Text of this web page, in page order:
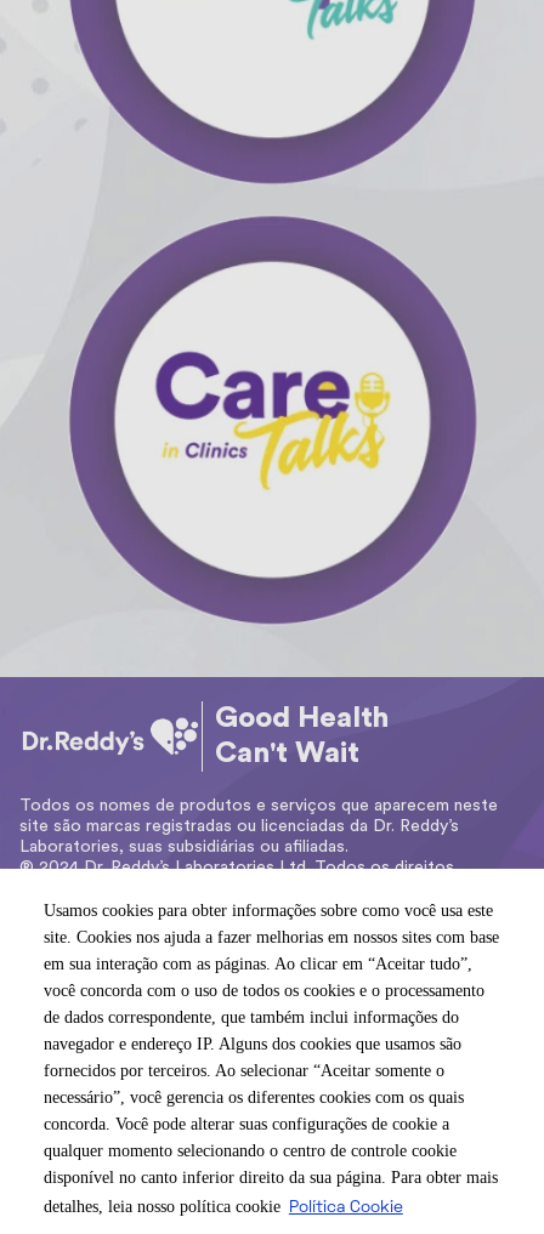
Usamos cookies para obter informações sobre como você usa este
site. Cookies nos ajuda a fazer melhorias em nossos sites com base
em sua interação com as páginas. Ao clicar em “Aceitar tudo”,
você concorda com o uso de todos os cookies e o processamento
de dados correspondente, que também inclui informações do
navegador e endereço IP. Alguns dos cookies que usamos são
fornecidos por terceiros. Ao selecionar “Aceitar somente o
necessário”, você gerencia os diferentes cookies com os quais
concorda. Você pode alterar suas configurações de cookie a
qualquer momento selecionando o centro de controle cookie
disponível no canto inferior direito da sua página. Para obter mais
detalhes, leia nosso política cookie
Política Cookie
Usamos cookies para obter informações sobre como você usa este
site. Cookies nos ajuda a fazer melhorias em nossos sites com base
em sua interação com as páginas. Ao clicar em “Aceitar tudo”,
você concorda com o uso de todos os cookies e o processamento
de dados correspondente, que também inclui informações do
navegador e endereço IP. Alguns dos cookies que usamos são
fornecidos por terceiros. Ao selecionar “Aceitar somente o
necessário”, você gerencia os diferentes cookies com os quais
concorda. Você pode alterar suas configurações de cookie a
qualquer momento selecionando o centro de controle cookie
disponível no canto inferior direito da sua página. Para obter mais
detalhes, leia nosso política cookie
Política Cookie
Good Health
Can't Wait
Todos os nomes de produtos e serviços que aparecem neste
site são marcas registradas ou licenciadas da Dr. Reddy’s
Laboratories, suas subsidiárias ou afiliadas.
® 2024 Dr. Reddy’s Laboratories Ltd. Todos os direitos
Dr. Reddy's Farmacêutica do Brasil Ltda. – CNPJ:
03.978.166/0001-75
Av. Das Nações Unidas, 14171 – Ed. Rochaverá – Torre Crystal –
32º Andar.
CEP: 04794-000 – São Paulo / SP – Brasil
POLÍTICA DE PRIVACIDADE
ACESSIBILIDADE
POLÍTICA DE COOKIES
TERMOS E CONDIÇÕES